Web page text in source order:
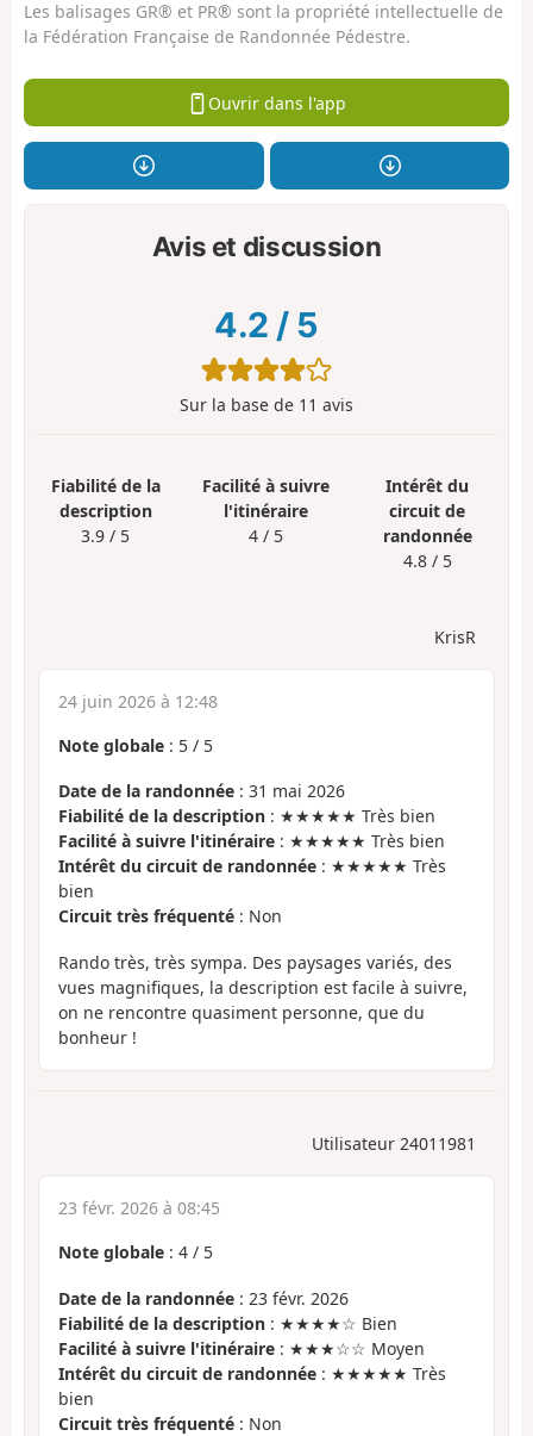
Les balisages GR® et PR® sont la propriété intellectuelle de
la Fédération Française de Randonnée Pédestre.
Ouvrir dans l'app
Avis et discussion
4.2 / 5
Sur la base de 11 avis
Fiabilité de la
description
3.9 / 5
Facilité à suivre
l'itinéraire
4 / 5
Intérêt du
circuit de
randonnée
4.8 / 5
KrisR
24 juin 2026 à 12:48
Note globale : 5 / 5
Date de la randonnée : 31 mai 2026
Fiabilité de la description : ★★★★★ Très bien
Facilité à suivre l'itinéraire : ★★★★★ Très bien
Intérêt du circuit de randonnée : ★★★★★ Très
bien
Circuit très fréquenté : Non
Rando très, très sympa. Des paysages variés, des
vues magnifiques, la description est facile à suivre,
on ne rencontre quasiment personne, que du
bonheur !
Utilisateur 24011981
23 févr. 2026 à 08:45
Note globale : 4 / 5
Date de la randonnée : 23 févr. 2026
Fiabilité de la description : ★★★★☆ Bien
Facilité à suivre l'itinéraire : ★★★☆☆ Moyen
Intérêt du circuit de randonnée : ★★★★★ Très
bien
Circuit très fréquenté : Non